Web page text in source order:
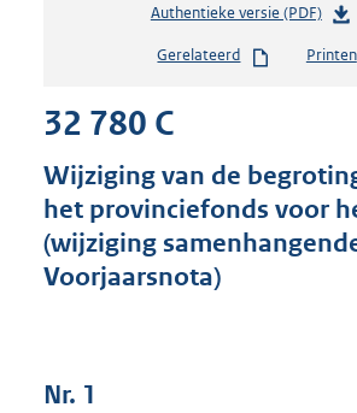
Authentieke versie (PDF)b
s
d
s
g
r
Gerelateerd Printen
32 780 C
Wijziging van de
het provinciefonds voor
(wijziging
Voorjaarsnota)
Nr. 1